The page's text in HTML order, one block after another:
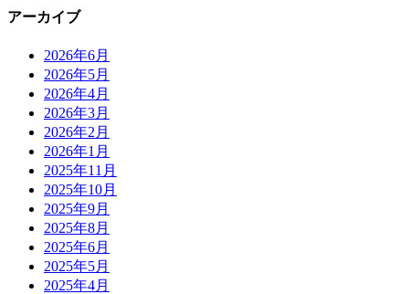
アーカイブ
2026年6月
2026年5月
2026年4月
2026年3月
2026年2月
2026年1月
2025年11月
2025年10月
2025年9月
2025年8月
2025年6月
2025年5月
2025年4月